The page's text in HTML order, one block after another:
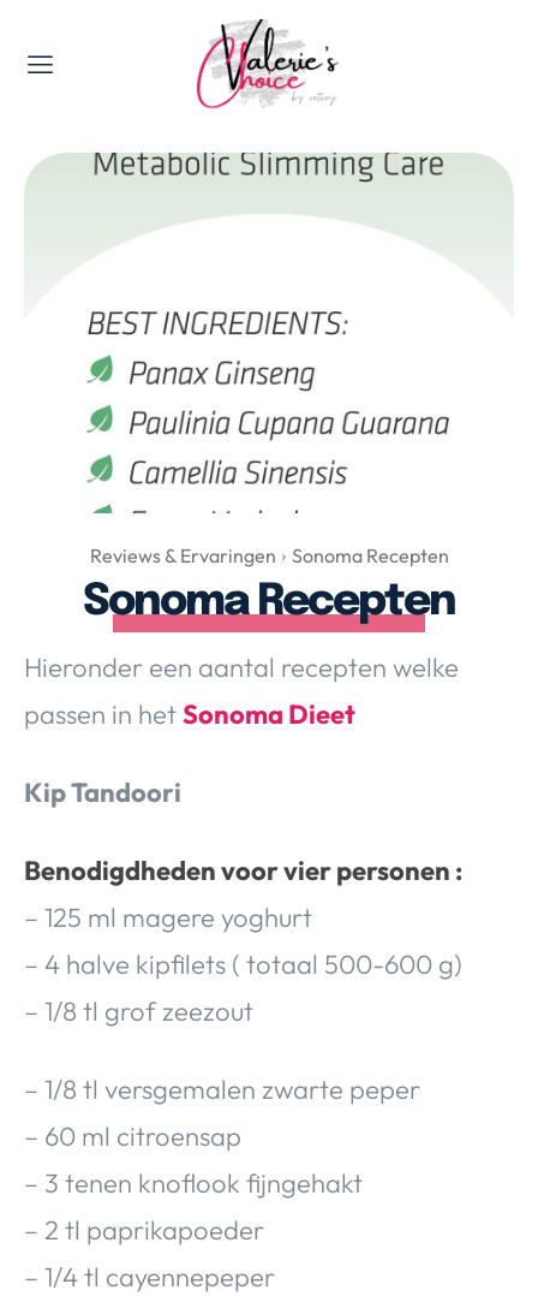
Valerie's Topics
Travel & Culture
Happyness & Opmerkelijk
Top 5 van Valerie
Health & Beauty
Huis & Tuin
Over Valerie
Over Valerie
De Top 5
Contact
Reviews & Ervaringen Sonoma Recepten
Sonoma Recepten
Hieronder een aantal recepten welke
passen in hetSonoma Dieet
Kip Tandoori
Benodigdheden voor vier personen :
– 125 ml magere yoghurt
– 4 halve kipfilets ( totaal 500-600 g)
– 1/8 tl grof zeezout
– 1/8 tl versgemalen zwarte peper
– 60 ml citroensap
– 3 tenen knoflook fijngehakt
– 2 tl paprikapoeder
– 1/4 tl cayennepeper